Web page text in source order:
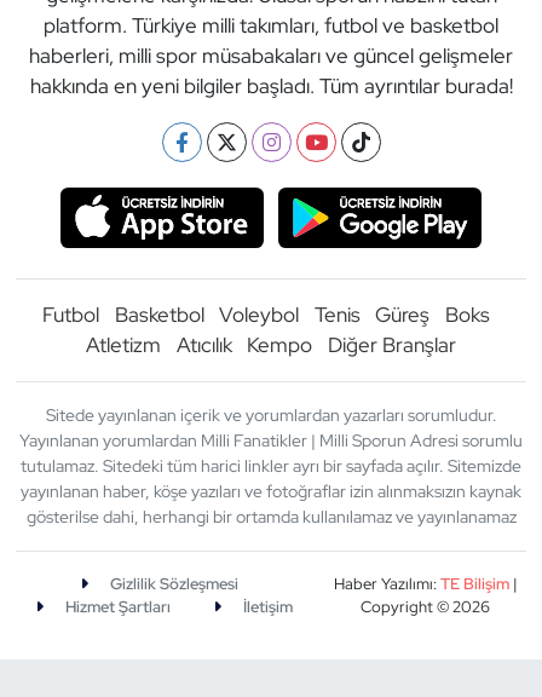
platform. Türkiye milli takımları, futbol ve basketbol
haberleri, milli spor müsabakaları ve güncel gelişmeler
hakkında en yeni bilgiler başladı. Tüm ayrıntılar burada!
Futbol Basketbol Voleybol Tenis Güreş
Boks
Atletizm
Atıcılık Kempo Diğer Branşlar
Sitede yayınlanan içerik ve yorumlardan yazarları sorumludur.
Yayınlanan yorumlardan Milli Fanatikler | Milli Sporun Adresi sorumlu
tutulamaz. Sitedeki tüm harici linkler ayrı bir sayfada açılır. Sitemizde
yayınlanan haber, köşe yazıları ve fotoğraflar izin alınmaksızın kaynak
gösterilse dahi, herhangi bir ortamda kullanılamaz ve yayınlanamaz
Gizlilik Sözleşmesi
Hizmet Şartları
İletişim
Haber Yazılımı:TE Bilişim|
Copyright © 2026